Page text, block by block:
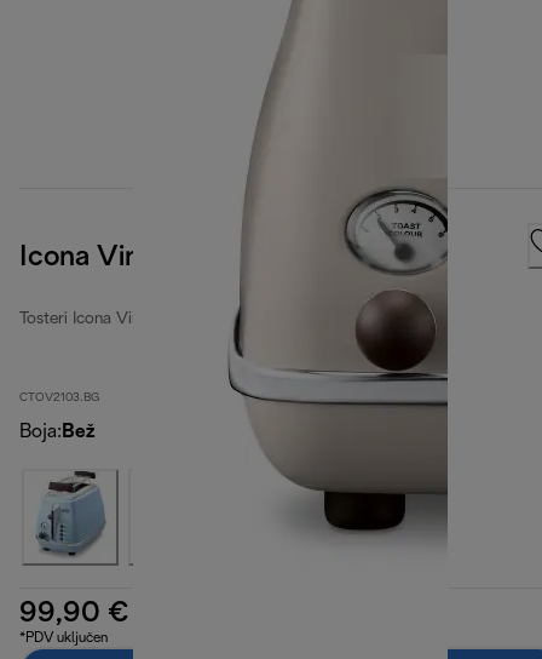
Icona Vintage
Tosteri Icona Vintage
CTOV2103.BG
Boja: Bež
99,90 €
*PDV uključen